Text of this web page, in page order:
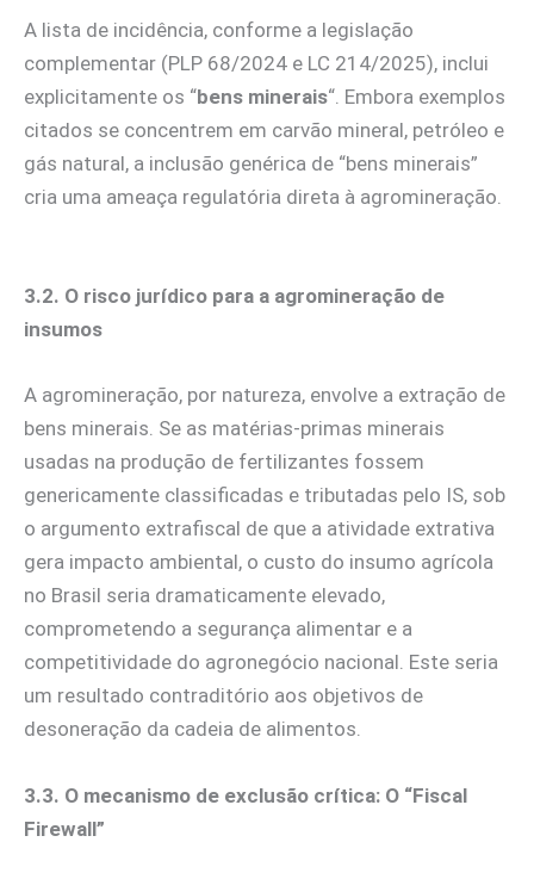
A lista de incidência, conforme a legislação
complementar (PLP 68/2024 e LC 214/2025), inclui
explicitamente os “bens minerais“. Embora exemplos
citados se concentrem em carvão mineral, petróleo e
gás natural, a inclusão genérica de “bens minerais”
cria uma ameaça regulatória direta à agromineração.
3.2. O risco jurídico para a agromineração de
insumos
A agromineração, por natureza, envolve a extração de
bens minerais. Se as matérias-primas minerais
usadas na produção de fertilizantes fossem
genericamente classificadas e tributadas pelo IS, sob
o argumento extrafiscal de que a atividade extrativa
gera impacto ambiental, o custo do insumo agrícola
no Brasil seria dramaticamente elevado,
comprometendo a segurança alimentar e a
competitividade do agronegócio nacional. Este seria
um resultado contraditório aos objetivos de
desoneração da cadeia de alimentos.
3.3. O mecanismo de exclusão crítica: O “Fiscal
Firewall”